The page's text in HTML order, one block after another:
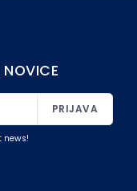
PRIJAVA
news!